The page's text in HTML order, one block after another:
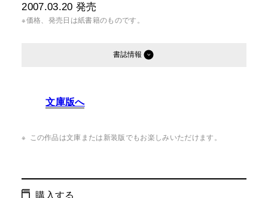
2007.03.20 発売
※価格、発売日は紙書籍のものです。
書誌情報
ISBN： 9784344012974
文庫版へ
この作品は文庫または新装版でもお楽しみいただけます。
購入する